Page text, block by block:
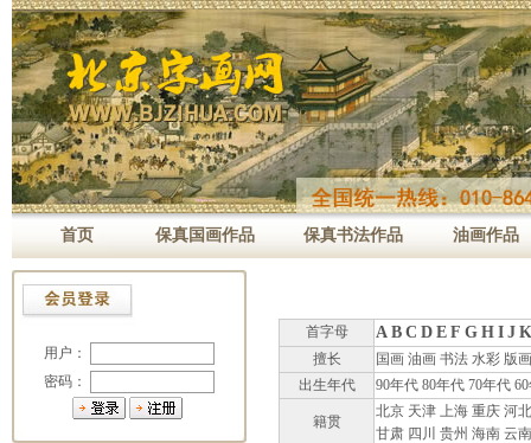
首页 保真国画作品 保真书法作品 油画作品
用户：
密码：
首字母 A B C D E F G H I J K
擅长 国画 油画 书法 水彩 版画
出生年代
90年代 80年代 70年代
籍贯
北京 天津 上海 重庆 河北
甘肃 四川 贵州 海南 云南